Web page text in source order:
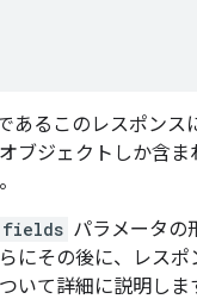
あるこのレスポンス
ブジェクトしか含ま
fields パラメータの
にその後に、レスポ
いて詳細に説明しま